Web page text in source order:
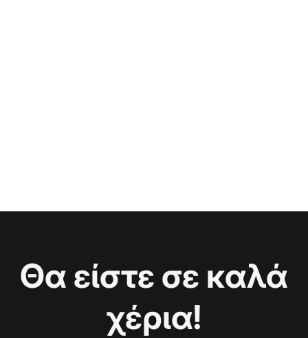
Θα είστε σε καλά
χέρια!